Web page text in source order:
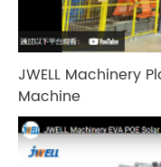
JWELL Machinery
Machine